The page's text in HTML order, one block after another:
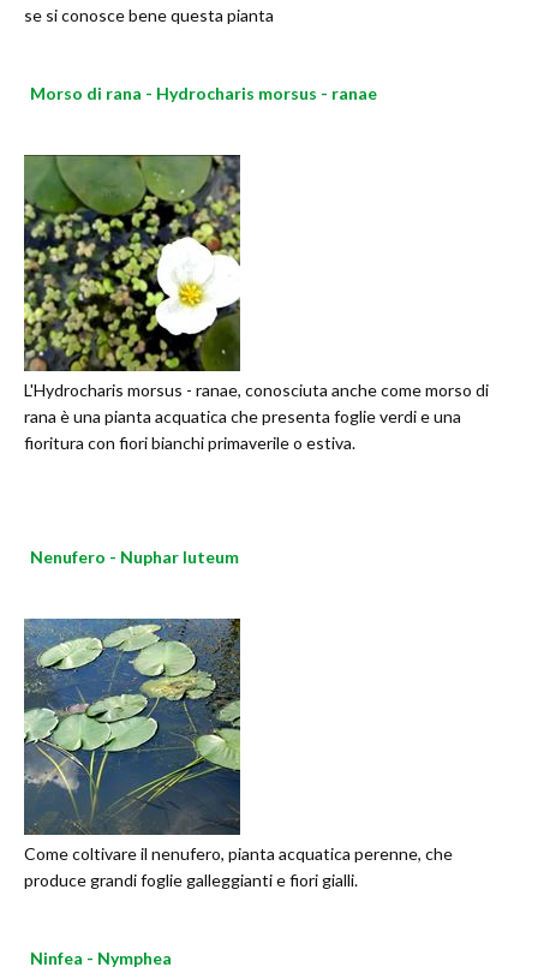
se si conosce bene questa pianta
Morso di rana - Hydrocharis morsus - ranae
L'Hydrocharis morsus - ranae, conosciuta anche come morso di
rana è una pianta acquatica che presenta foglie verdi e una
fioritura con fiori bianchi primaverile o estiva.
Nenufero - Nuphar luteum
Come coltivare il nenufero, pianta acquatica perenne, che
produce grandi foglie galleggianti e fiori gialli.
Ninfea - Nymphea